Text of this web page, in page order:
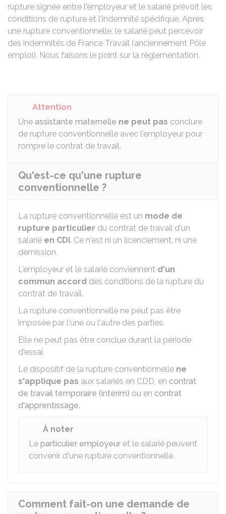
rupture signée entre l'employeur et le salarié prévoit les
conditions de rupture et l'indemnité spécifique. Après
une rupture conventionnelle, le salarié peut percevoir
des indemnités de France Travail (anciennement Pôle
emploi). Nous faisons le point sur la règlementation.
Attention
Une assistante maternelle ne peut pas conclure
de rupture conventionnelle avec l'employeur pour
rompre le contrat de travail.
Qu'est-ce qu'une rupture
conventionnelle ?
La rupture conventionnelle est un mode de
rupture particulier du contrat de travail d'un
salarié en CDI. Ce n'est ni un licenciement, ni une
démission.
L'employeur et le salarié conviennent d'un
commun accord des conditions de la rupture du
contrat de travail.
La rupture conventionnelle ne peut pas être
imposée par l'une ou l'autre des parties.
Elle ne peut pas être conclue durant la période
d'essai.
Le dispositif de la rupture conventionnelle ne
s'applique pas aux salariés en CDD, en contrat
de travail temporaire (intérim) ou en contrat
d'apprentissage.
À noter
Le particulier employeur et le salarié peuvent
convenir d'une rupture conventionnelle.
Comment fait-on une demande de